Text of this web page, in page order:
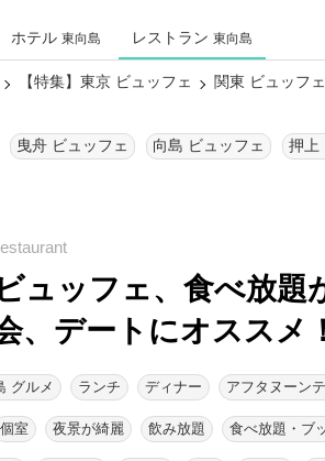
ホテル 東向島 レストラン 東向島
【特集】東京 ビュッフェ 関東 ビュッフェ
曳舟 ビュッフェ 向島 ビュッフェ 押上
ュッフェ、食べ放題
、デートにオススメ！
グルメ ランチ ディナー アフタヌーン
個室 夜景が綺麗 飲み放題 食べ放題・ブ